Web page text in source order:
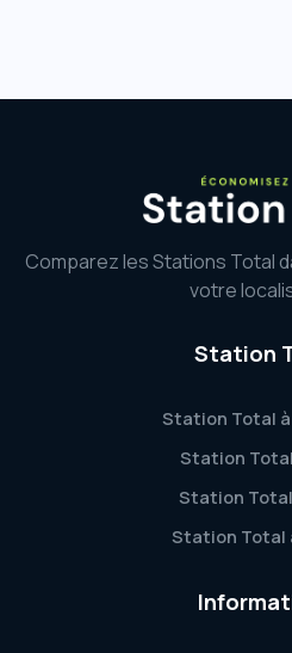
Comparez les Stations Total
votre
Station
Station Total
Station
Station
Station Total